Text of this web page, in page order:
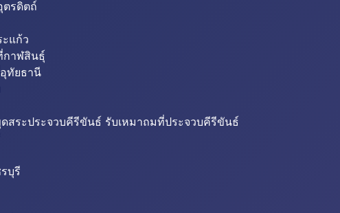
ตรดิตถ์
แก้ว
กาฬสินธุ์
ทัยธานี
สระประจวบคีรีขันธ์ รับเหมาถมที่ประจวบคีรีขันธ์
บุรี